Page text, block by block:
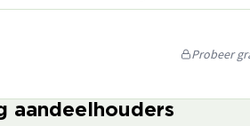
Probeer
aandeelhouders